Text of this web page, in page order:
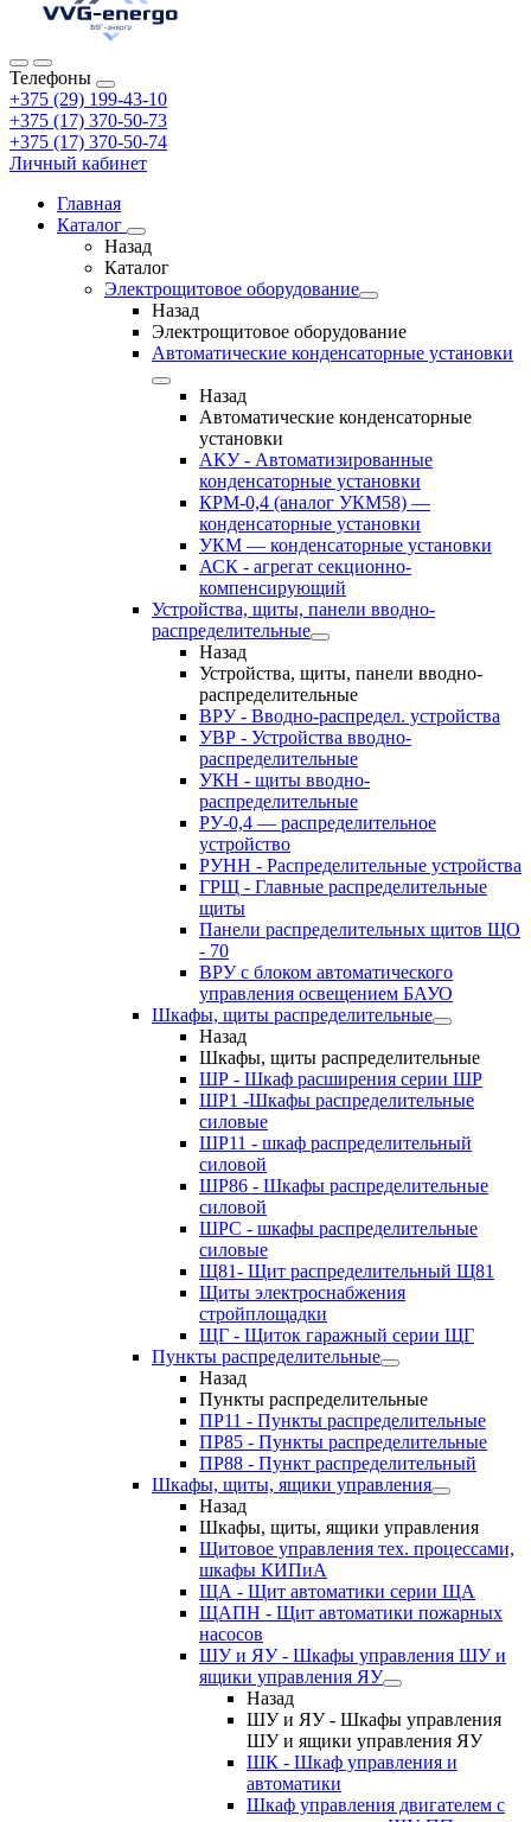
Телефоны
+375 (29) 199-43-10
+375 (17) 370-50-73
+375 (17) 370-50-74
Личный кабинет
Главная
Каталог
Назад
Каталог
Электрощитовое оборудование
Назад
Электрощитовое оборудование
Автоматические конденсаторные установки
Назад
Автоматические конденсаторные
установки
АКУ - Автоматизированные
конденсаторные установки
КРМ-0,4 (аналог УКМ58) —
конденсаторные установки
УКМ — конденсаторные установки
АСК - агрегат секционно-
компенсирующий
Устройства, щиты, панели вводно-
распределительные
Назад
Устройства, щиты, панели вводно-
распределительные
ВРУ - Вводно-распредел. устройства
УВР - Устройства вводно-
распределительные
УКН - щиты вводно-
распределительные
РУ-0,4 — распределительное
устройство
РУНН - Распределительные устройства
ГРЩ - Главные распределительные
щиты
Панели распределительных щитов ЩО
- 70
ВРУ с блоком автоматического
управления освещением БАУО
Шкафы, щиты распределительные
Назад
Шкафы, щиты распределительные
ШР - Шкаф расширения серии ШР
ШР1 -Шкафы распределительные
силовые
ШР11 - шкаф распределительный
силовой
ШР86 - Шкафы распределительные
силовой
ШРС - шкафы распределительные
силовые
Щ81- Щит распределительный Щ81
Щиты электроснабжения
стройплощадки
ЩГ - Щиток гаражный серии ЩГ
Пункты распределительные
Назад
Пункты распределительные
ПР11 - Пункты распределительные
ПР85 - Пункты распределительные
ПР88 - Пункт распределительный
Шкафы, щиты, ящики управления
Назад
Шкафы, щиты, ящики управления
Щитовое управления тех. процессами,
шкафы КИПиА
ЩА - Щит автоматики серии ЩА
ЩАПН - Щит автоматики пожарных
насосов
ШУ и ЯУ - Шкафы управления ШУ и
ящики управления ЯУ
Назад
ШУ и ЯУ - Шкафы управления
ШУ и ящики управления ЯУ
ШК - Шкаф управления и
автоматики
Шкаф управления двигателем с